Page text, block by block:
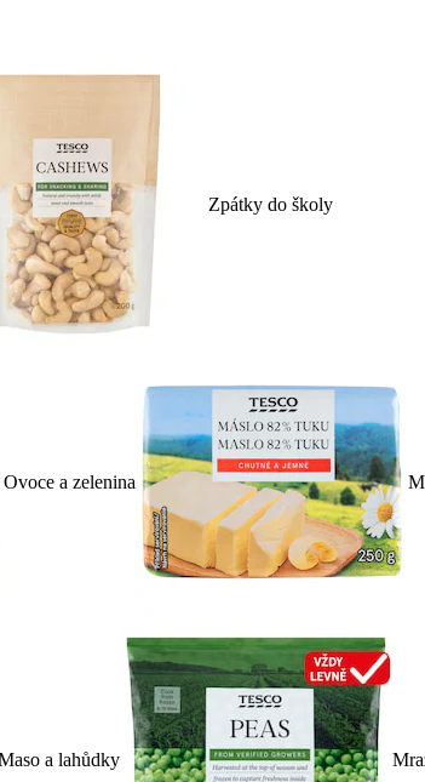
Zpátky do školy
Ovoce a zelenina
a lahůdky